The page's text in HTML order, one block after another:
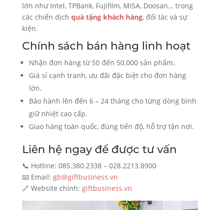
lớn như Intel, TPBank, Fujifilm, MISA, Doosan… trong
các chiến dịch quà tặng khách hàng, đối tác và sự
kiện.
Chính sách bán hàng linh hoạt
Nhận đơn hàng từ 50 đến 50.000 sản phẩm.
Giá sỉ cạnh tranh, ưu đãi đặc biệt cho đơn hàng
lớn.
Bảo hành lên đến 6 – 24 tháng cho từng dòng bình
giữ nhiệt cao cấp.
Giao hàng toàn quốc, đúng tiến độ, hỗ trợ tận nơi.
Liên hệ ngay để được tư vấn
📞 Hotline: 085.380.2338 – 028.2213.8900
📧 Email: gb@giftbusiness.vn
🔗 Website chính: giftbusiness.vn